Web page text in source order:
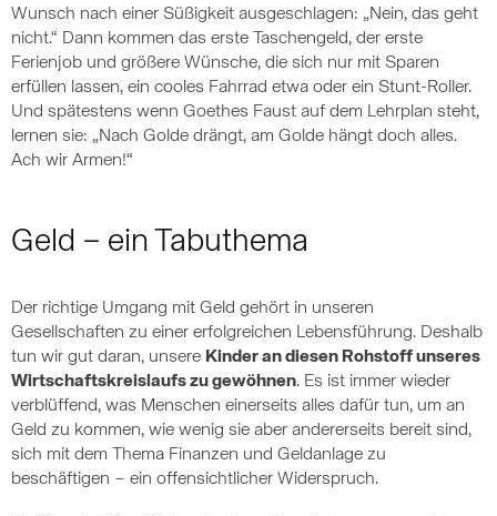
Wunsch nach einer Süßigkeit ausgeschlagen: „Nein, das geht
nicht.“ Dann kommen das erste Taschengeld, der erste
Ferienjob und größere Wünsche, die sich nur mit Sparen
erfüllen lassen, ein cooles Fahrrad etwa oder ein Stunt-Roller.
Und spätestens wenn Goethes Faust auf dem Lehrplan steht,
lernen sie: „Nach Golde drängt, am Golde hängt doch alles.
Ach wir Armen!“
Geld – ein Tabuthema
Der richtige Umgang mit Geld gehört in unseren
Gesellschaften zu einer erfolgreichen Lebensführung. Deshalb
tun wir gut daran, unsere Kinder an diesen Rohstoff unseres
Wirtschaftskreislaufs zu gewöhnen. Es ist immer wieder
verblüffend, was Menschen einerseits alles dafür tun, um an
Geld zu kommen, wie wenig sie aber andererseits bereit sind,
sich mit dem Thema Finanzen und Geldanlage zu
beschäftigen – ein offensichtlicher Widerspruch.